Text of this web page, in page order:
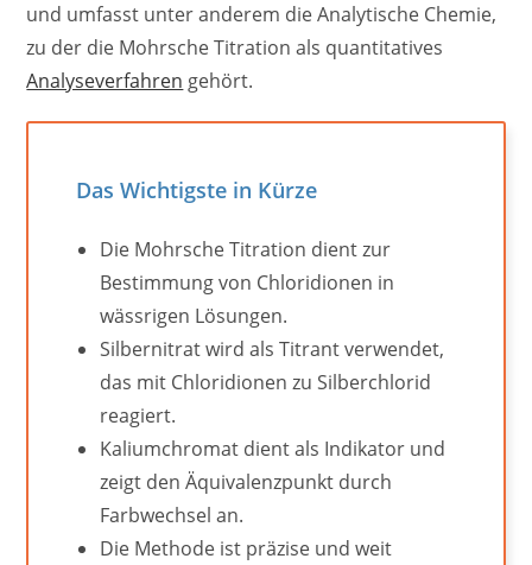
und umfasst unter anderem die Analytische Chemie,
zu der die Mohrsche Titration als quantitatives
Analyseverfahren gehört.
Das Wichtigste in Kürze
Die Mohrsche Titration dient zur
Bestimmung von Chloridionen in
wässrigen Lösungen.
Silbernitrat wird als Titrant verwendet,
das mit Chloridionen zu Silberchlorid
reagiert.
Kaliumchromat dient als Indikator und
zeigt den Äquivalenzpunkt durch
Farbwechsel an.
Die Methode ist präzise und weit